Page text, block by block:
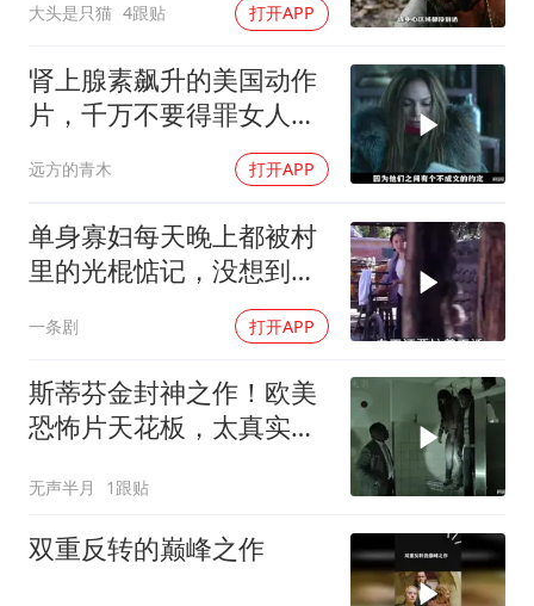
大头是只猫 4跟贴 打开APP
肾上腺素飙升的美国动作
片，千万不要得罪女人，
远方的青木 打开APP
单身寡妇每天晚上都被村
里的光棍惦记，没想到她
一条剧 打开APP
斯蒂芬金封神之作！欧美
恐怖片天花板，太真实
无声半月 1跟贴
双重反转的巅峰之作